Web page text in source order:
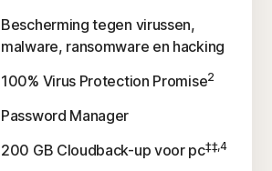
Bescherming tegen virussen,
malware, ransomware en hacking
100% Virus Protection Promise2
Password Manager
200 GB Cloudback-up voor pc‡‡,4